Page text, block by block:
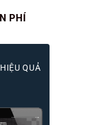
PHÍ
QUẢ